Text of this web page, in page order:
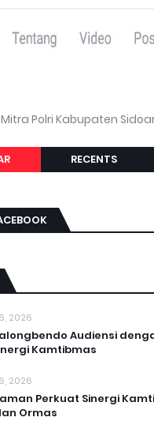
Mitra Polri Kabupaten
RECENTS
2026
Audiensi
Kamtibmas
2026
Perkuat Sinergi
Ormas